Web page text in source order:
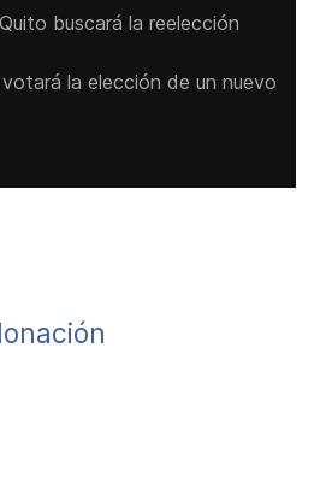
buscará la reelección
la elección de un nuevo